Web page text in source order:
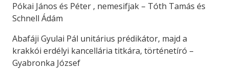
Pókai János és Péter , nemesifjak – Tóth Tamás és
Schnell Ádám
Abafáji Gyulai Pál unitárius prédikátor, majd a
krakkói erdélyi kancellária titkára, történetíró –
Gyabronka József